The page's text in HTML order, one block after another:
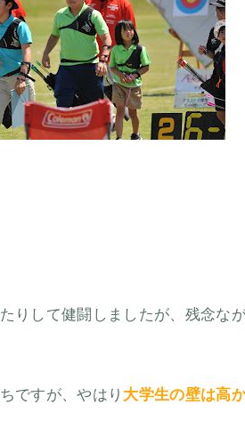
りして健闘しましたが、残念な
ですが、やはり 大学生の壁は高